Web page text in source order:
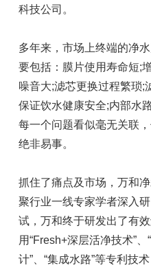
科技公司。
多年来，市场上终端的净
要包括：膜片使用寿命短;
噪音大;滤芯更换过程繁琐;
保证饮水健康安全;内部水
每一个问题看似毫无关联
绝非易事。
抓住了痛点及市场，万和
聚行业一线专家学者深入
试，万和终于研发出了有
用“Fresh+深层活净技术”
计”、“集成水路”等专利技